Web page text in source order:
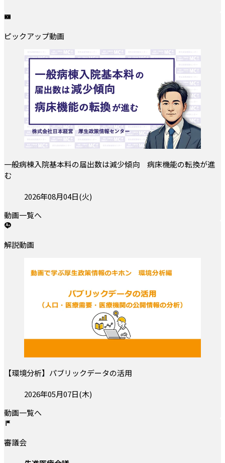
ピックアップ動画
一般病棟入院基本料の届出数は減少傾向 病床機能の転換が進
む
投稿日:2026年08月04日(火)
動画一覧へ
解説動画
【環境分析】パブリックデータの活用
投稿日:2026年05月07日(木)
動画一覧へ
審議会